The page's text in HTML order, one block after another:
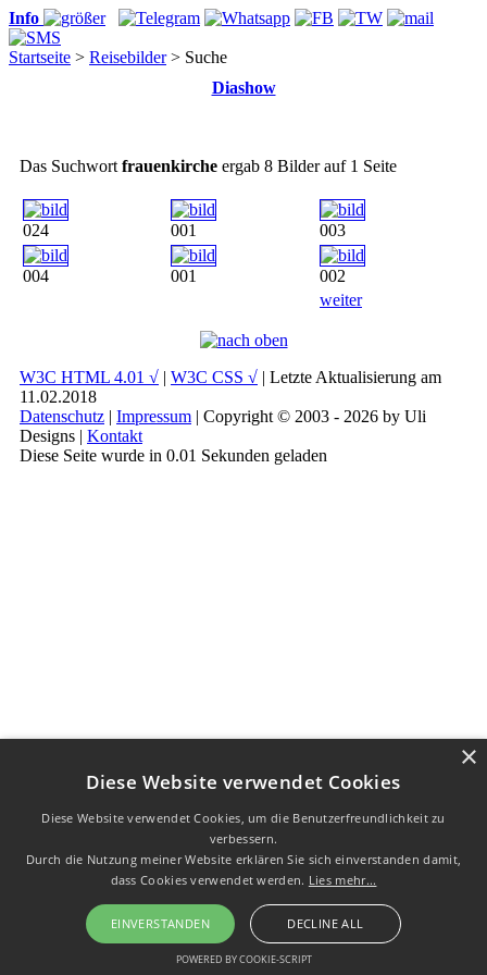
Info
Startseite > Reisebilder> Suche
Diashow
Das Suchwort frauenkirche ergab 8 Bilder auf 1 Seite
024 001 003
004 001
002
weiter
W3C HTML 4.01 √ | W3C CSS √ | Letzte Aktualisierung am
11.02.2018
Datenschutz | Impressum | Copyright © 2003 - 2026 by Uli
Designs | Kontakt
Diese Seite wurde in 0.01 Sekunden geladen
Diese Website verwendet Cookies
Diese Website verwendet Cookies, um die Benutzerfreundlichkeit zu
verbessern.
Durch die Nutzung meiner Website erklären Sie sich einverstanden damit,
dass Cookies verwendet werden. Lies mehr...
EINVERSTANDEN DECLINE ALL
POWERED BY COOKIE-SCRIPT
×